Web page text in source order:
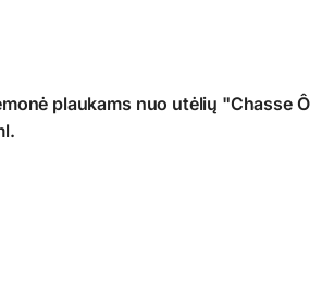
plaukams nuo utėlių "Chasse Ô